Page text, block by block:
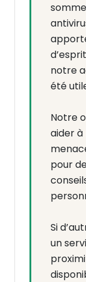
notre
été
Notre
aider
pour
Si
un